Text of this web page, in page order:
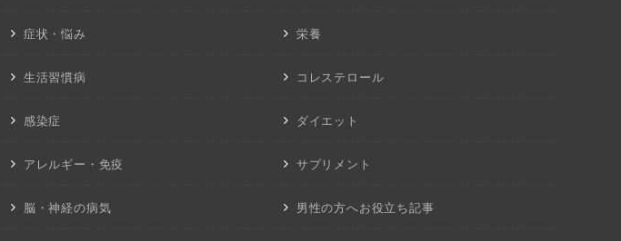
症状・悩み
生活習慣病
感染症
アレルギー・免疫
脳・神経の病気
栄養
コレステロール
ダイエット
サプリメント
男性の方へお役立ち記事